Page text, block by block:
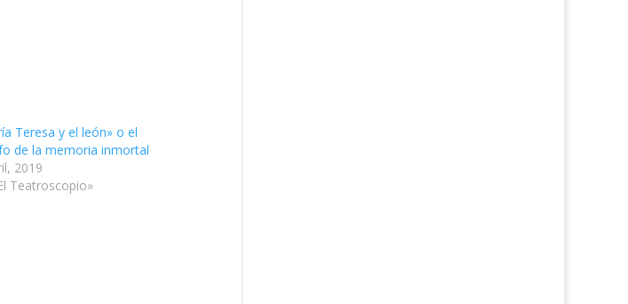
Teresa y el león» o el
de la memoria inmortal
2019
Teatroscopio»